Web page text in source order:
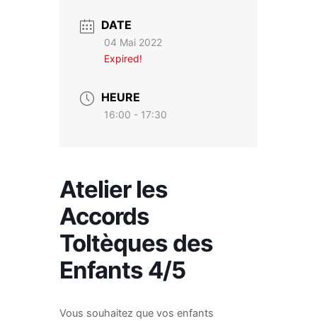
DATE
04 Mai 2022
Expired!
HEURE
16:00 - 17:30
Atelier les
Accords
Toltèques des
Enfants 4/5
Vous souhaitez que vos enfants